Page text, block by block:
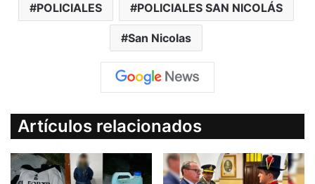
POLICIALES POLICIALES SAN NICOLÁS
San Nicolas
Artículos relacionados